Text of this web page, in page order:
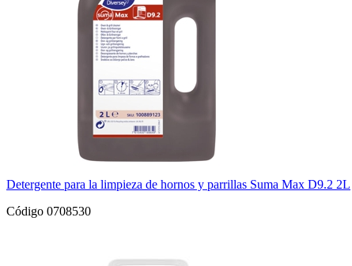
Detergente para la limpieza de hornos y parrillas Suma Max D9.2 2L
Código 0708530